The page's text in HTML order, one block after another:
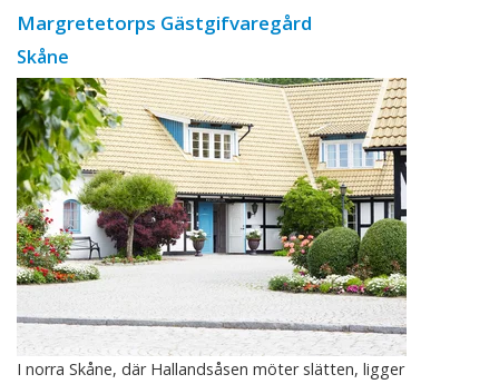
Margretetorps Gästgifvaregård
Skåne
I norra Skåne, där Hallandsåsen möter slätten, ligger